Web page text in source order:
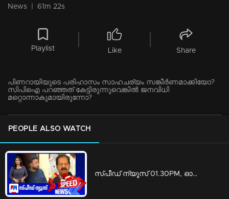
News 61m 22s
Playlist Like Share
പിണറായിയുടെ പരിഹാസം സാഹചര്യം സങ്കീര്‍ണമാക്കിയോ?
സിപിഐ പറഞ്ഞത് കേട്ടിരുന്നുവെങ്കില്‍ ജനവിധി
മറ്റൊന്നാകുമായിരുന്നോ?
PEOPLE ALSO WATCH
സ്‌പീഡ് ന്യൂസ് 01.30PM, ഓഗസ്റ്റ് 09, 2026 | Speed News